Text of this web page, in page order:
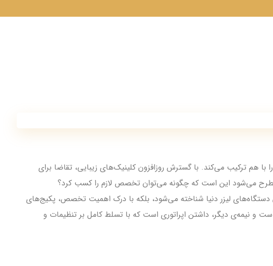
هم ترکیب می‌کند. با گسترش روزافزون کلینیک‌های زیبایی، تقاضا برای
مطرح می‌شود این است که چگونه می‌توان تخصص لازم را کسب کرد؟
دستگاه‌های لیزر دنیا شناخته می‌شود، بلکه با درک اهمیت تخصص، پکیج‌های
و نیمه‌ی دیگر، داشتن اپراتوری است که با تسلط کامل بر تنظیمات و